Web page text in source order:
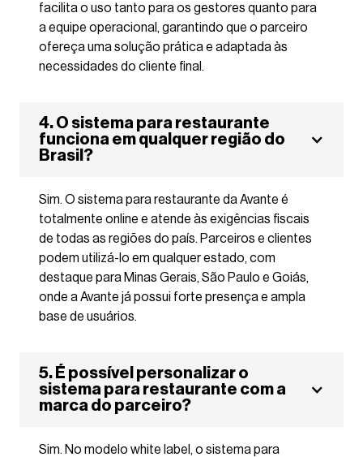
facilita o uso tanto para os gestores quanto para
a equipe operacional, garantindo que o parceiro
ofereça uma solução prática e adaptada às
necessidades do cliente final.
4. O sistema para restaurante
funciona em qualquer região do
Brasil?
Sim. O sistema para restaurante da Avante é
totalmente online e atende às exigências fiscais
de todas as regiões do país. Parceiros e clientes
podem utilizá-lo em qualquer estado, com
destaque para Minas Gerais, São Paulo e Goiás,
onde a Avante já possui forte presença e ampla
base de usuários.
5. É possível personalizar o
sistema para restaurante com a
marca do parceiro?
Sim. No modelo white label, o sistema para